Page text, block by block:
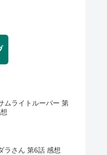
ムライトルーパー 第
ラさん 第6話 感想